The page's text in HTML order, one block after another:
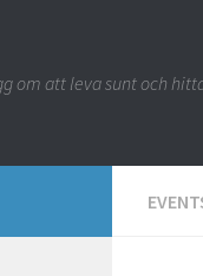
om att leva sunt och